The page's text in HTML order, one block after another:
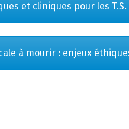
et cliniques pour les T.S.
à mourir : enjeux